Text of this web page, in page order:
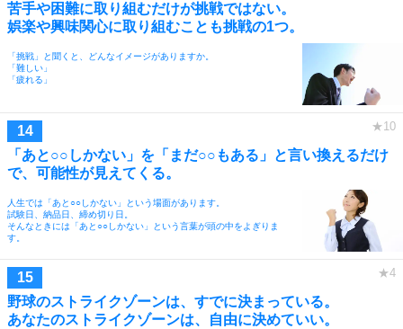
苦手や困難に取り組むだけが挑戦ではない。
娯楽や興味関心に取り組むことも挑戦の1つ。
「挑戦」と聞くと、どんなイメージがありますか。
「難しい」
「疲れる」
「あと○○しかない」を「まだ○○もある」と言い換えるだけ
で、可能性が見えてくる。
人生では「あと○○しかない」という場面があります。
試験日、納品日、締め切り日。
そんなときには「あと○○しかない」という言葉が頭の中をよぎりま
す。
野球のストライクゾーンは、すでに決まっている。
あなたのストライクゾーンは、自由に決めていい。